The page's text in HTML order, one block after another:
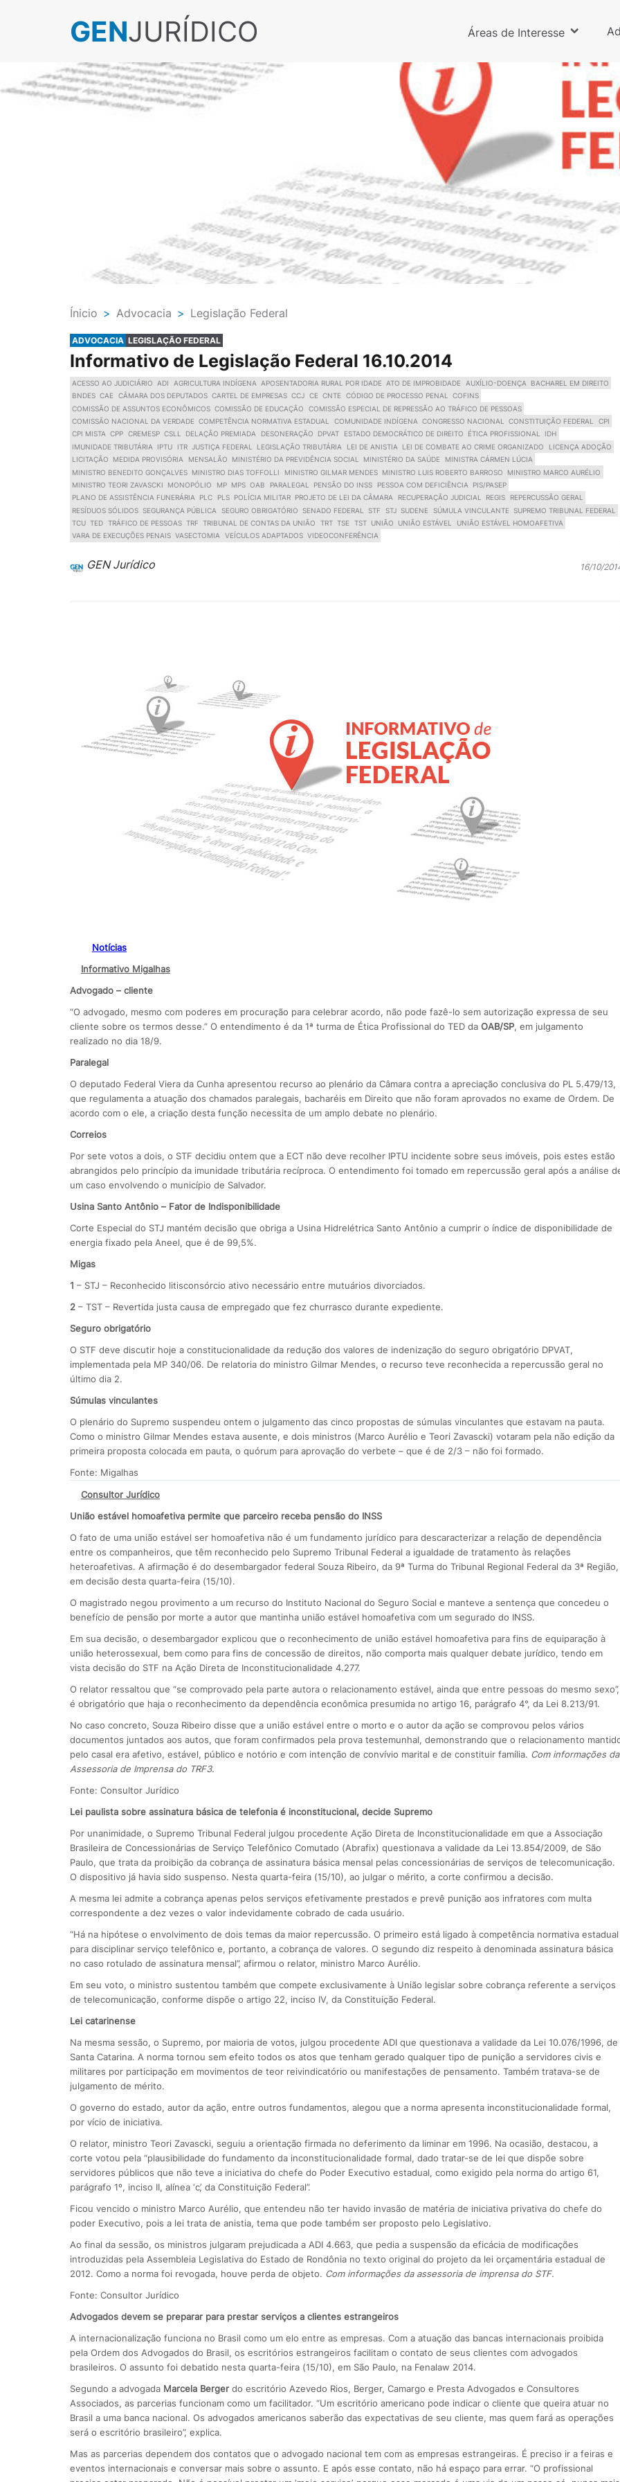
GENJURÍDICO Áreas de Interesse
Ínicio > Advocacia > Legislação Federal
ADVOCACIA LEGISLAÇÃO FEDERAL
Informativo de Legislação Federal 16.10.2014
ACESSO AO JUDICIÁRIO ADI AGRICULTURA INDÍGENA APOSENTADORIA RURAL POR IDADE ATO DE IMPROBIDADE AUXÍLIO-DOENÇA
BACHAREL EM DIREITO
BNDES CAE CÂMARA DOS DEPUTADOS CARTEL DE EMPRESAS CCJ CE CNTE CÓDIGO DE PROCESSO PENAL
COFINS
COMISSÃO DE ASSUNTOS ECONÔMICOS COMISSÃO DE EDUCAÇÃO
COMISSÃO ESPECIAL DE REPRESSÃO AO TRÁFICO DE PESSOAS
COMISSÃO NACIONAL DA VERDADE
COMPETÊNCIA NORMATIVA ESTADUAL COMUNIDADE INDÍGENA CONGRESSO NACIONAL CONSTITUIÇÃO FEDERAL
CPI
CPI MISTA CPP CREMESP CSLL DELAÇÃO PREMIADA DESONERAÇÃO DPVAT ESTADO DEMOCRÁTICO DE DIREITO ÉTICA PROFISSIONAL
IDH
IMUNIDADE TRIBUTÁRIA
IPTU ITR JUSTIÇA FEDERAL LEGISLAÇÃO TRIBUTÁRIA LEI DE ANISTIA LEI DE COMBATE AO CRIME ORGANIZADO
LICENÇA ADOÇÃO
LICITAÇÃO
MEDIDA PROVISÓRIA MENSALÃO MINISTÉRIO DA PREVIDÊNCIA SOCIAL MINISTÉRIO DA SAÚDE
MINISTRA CÁRMEN LÚCIA
MINISTRO BENEDITO GONÇALVES MINISTRO DIAS TOFFOLLI MINISTRO GILMAR MENDES MINISTRO LUIS ROBERTO BARROSO
MINISTRO MARCO AURÉLIO
MINISTRO TEORI ZAVASCKI
MONOPÓLIO MP MPS OAB PARALEGAL PENSÃO DO INSS PESSOA COM DEFICIÊNCIA
PIS/PASEP
PLANO DE ASSISTÊNCIA FUNERÁRIA
PLC PLS POLÍCIA MILITAR PROJETO DE LEI DA CÂMARA RECUPERAÇÃO JUDICIAL REGIS
REPERCUSSÃO GERAL
RESÍDUOS SÓLIDOS SEGURANÇA PÚBLICA SEGURO OBRIGATÓRIO SENADO FEDERAL STF STJ SUDENE SÚMULA VINCULANTE SUPREMO TRIBUNAL FEDERAL
TCU TED TRÁFICO DE PESSOAS TRF TRIBUNAL DE CONTAS DA UNIÃO TRT TSE TST UNIÃO UNIÃO ESTÁVEL
UNIÃO ESTÁVEL HOMOAFETIVA
VARA DE EXECUÇÕES PENAIS VASECTOMIA VEÍCULOS ADAPTADOS VIDEOCONFERÊNCIA
GEN Jurídico 16/10/
Notícias
Informativo Migalhas
Advogado – cliente
“O advogado, mesmo com poderes em procuração para celebrar acordo, não pode fazê-lo sem autorização expressa de seu
cliente sobre os termos desse.” O entendimento é da 1ª turma de Ética Profissional do TED da OAB/SP, em julgamento
realizado no dia 18/9.
Paralegal
O deputado Federal Viera da Cunha apresentou recurso ao plenário da Câmara contra a apreciação conclusiva do PL 5.479/13,
que regulamenta a atuação dos chamados paralegais, bacharéis em Direito que não foram aprovados no exame de Ordem. De
acordo com o ele, a criação desta função necessita de um amplo debate no plenário.
Correios
Por sete votos a dois, o STF decidiu ontem que a ECT não deve recolher IPTU incidente sobre seus imóveis, pois estes estão
abrangidos pelo princípio da imunidade tributária recíproca. O entendimento foi tomado em repercussão geral após a análise
um caso envolvendo o município de Salvador.
Usina Santo Antônio – Fator de Indisponibilidade
Corte Especial do STJ mantém decisão que obriga a Usina Hidrelétrica Santo Antônio a cumprir o índice de disponibilidade de
energia fixado pela Aneel, que é de 99,5%.
Migas
1 – STJ – Reconhecido litisconsórcio ativo necessário entre mutuários divorciados.
2– TST – Revertida justa causa de empregado que fez churrasco durante expediente.
Seguro obrigatório
O STF deve discutir hoje a constitucionalidade da redução dos valores de indenização do seguro obrigatório DPVAT,
implementada pela MP 340/06. De relatoria do ministro Gilmar Mendes, o recurso teve reconhecida a repercussão geral no
último dia 2.
Súmulas vinculantes
O plenário do Supremo suspendeu ontem o julgamento das cinco propostas de súmulas vinculantes que estavam na pauta.
Como o ministro Gilmar Mendes estava ausente, e dois ministros (Marco Aurélio e Teori Zavascki) votaram pela não edição da
primeira proposta colocada em pauta, o quórum para aprovação do verbete – que é de 2/3 – não foi formado.
Fonte: Migalhas
Consultor Jurídico
União estável homoafetiva permite que parceiro receba pensão do INSS
O fato de uma união estável ser homoafetiva não é um fundamento jurídico para descaracterizar a relação de dependência
entre os companheiros, que têm reconhecido pelo Supremo Tribunal Federal a igualdade de tratamento às relações
heteroafetivas. A afirmação é do desembargador federal Souza Ribeiro, da 9ª Turma do Tribunal Regional Federal da 3ª Região,
em decisão desta quarta-feira (15/10).
O magistrado negou provimento a um recurso do Instituto Nacional do Seguro Social e manteve a sentença que concedeu o
benefício de pensão por morte a autor que mantinha união estável homoafetiva com um segurado do INSS.
Em sua decisão, o desembargador explicou que o reconhecimento de união estável homoafetiva para fins de equiparação à
união heterossexual, bem como para fins de concessão de direitos, não comporta mais qualquer debate jurídico, tendo em
vista decisão do STF na Ação Direta de Inconstitucionalidade 4.277.
O relator ressaltou que “se comprovado pela parte autora o relacionamento estável, ainda que entre pessoas do mesmo sexo”,
é obrigatório que haja o reconhecimento da dependência econômica presumida no artigo 16, parágrafo 4°, da Lei 8.213/91.
No caso concreto, Souza Ribeiro disse que a união estável entre o morto e o autor da ação se comprovou pelos vários
documentos juntados aos autos, que foram confirmados pela prova testemunhal, demonstrando que o relacionamento
pelo casal era afetivo, estável, público e notório e com intenção de convívio marital e de constituir família. Com informações da
Assessoria de Imprensa do TRF3.
Fonte: Consultor Jurídico
Lei paulista sobre assinatura básica de telefonia é inconstitucional, decide Supremo
Por unanimidade, o Supremo Tribunal Federal julgou procedente Ação Direta de Inconstitucionalidade em que a Associação
Brasileira de Concessionárias de Serviço Telefônico Comutado (Abrafix) questionava a validade da Lei 13.854/2009, de São
Paulo, que trata da proibição da cobrança de assinatura básica mensal pelas concessionárias de serviços de telecomunicação.
O dispositivo já havia sido suspenso. Nesta quarta-feira (15/10), ao julgar o mérito, a corte confirmou a decisão.
A mesma lei admite a cobrança apenas pelos serviços efetivamente prestados e prevê punição aos infratores com multa
correspondente a dez vezes o valor indevidamente cobrado de cada usuário.
“Há na hipótese o envolvimento de dois temas da maior repercussão. O primeiro está ligado à competência normativa estadual
para disciplinar serviço telefônico e, portanto, a cobrança de valores. O segundo diz respeito à denominada assinatura básica
no caso rotulado de assinatura mensal”, afirmou o relator, ministro Marco Aurélio.
Em seu voto, o ministro sustentou também que compete exclusivamente à União legislar sobre cobrança referente a serviços
de telecomunicação, conforme dispõe o artigo 22, inciso IV, da Constituição Federal.
Lei catarinense
Na mesma sessão, o Supremo, por maioria de votos, julgou procedente ADI que questionava a validade da Lei 10.076/1996, de
Santa Catarina. A norma tornou sem efeito todos os atos que tenham gerado qualquer tipo de punição a servidores civis e
militares por participação em movimentos de teor reivindicatório ou manifestações de pensamento. Também tratava-se de
julgamento de mérito.
O governo do estado, autor da ação, entre outros fundamentos, alegou que a norma apresenta inconstitucionalidade formal,
por vício de iniciativa.
O relator, ministro Teori Zavascki, seguiu a orientação firmada no deferimento da liminar em 1996. Na ocasião, destacou, a
corte votou pela “plausibilidade do fundamento da inconstitucionalidade formal, dado tratar-se de lei que dispõe sobre
servidores públicos que não teve a iniciativa do chefe do Poder Executivo estadual, como exigido pela norma do artigo 61,
parágrafo 1º, inciso II, alínea ‘c’, da Constituição Federal”.
Ficou vencido o ministro Marco Aurélio, que entendeu não ter havido invasão de matéria de iniciativa privativa do chefe do
poder Executivo, pois a lei trata de anistia, tema que pode também ser proposto pelo Legislativo.
Ao final da sessão, os ministros julgaram prejudicada a ADI 4.663, que pedia a suspensão da eficácia de modificações
introduzidas pela Assembleia Legislativa do Estado de Rondônia no texto original do projeto da lei orçamentária estadual de
2012. Como a norma foi revogada, houve perda de objeto. Com informações da assessoria de imprensa do STF.
Fonte: Consultor Jurídico
Advogados devem se preparar para prestar serviços a clientes estrangeiros
A internacionalização funciona no Brasil como um elo entre as empresas. Com a atuação das bancas internacionais proibida
pela Ordem dos Advogados do Brasil, os escritórios estrangeiros facilitam o contato de seus clientes com advogados
brasileiros. O assunto foi debatido nesta quarta-feira (15/10), em São Paulo, na Fenalaw 2014.
Segundo a advogada Marcela Bergerdo escritório Azevedo Rios, Berger, Camargo e Presta Advogados e Consultores
Associados, as parcerias funcionam como um facilitador. “Um escritório americano pode indicar o cliente que queira atuar no
Brasil a uma banca nacional. Os advogados americanos saberão das expectativas de seu cliente, mas quem fará as operações
será o escritório brasileiro”, explica.
Mas as parcerias dependem dos contatos que o advogado nacional tem com as empresas estrangeiras. É preciso ir a feiras e
eventos internacionais e conversar mais sobre o assunto. E após esse contato, não há espaço para errar. “O profissional